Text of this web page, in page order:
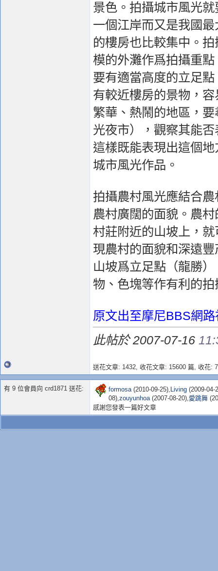
景色。拍攝城市風光
一個江岸而又是我國
的樓房也比較集中。
模的外灘作爲拍攝重
要有適當高度的立足
有較近樓房的景物，
繁華、熱鬧的地區，
光夜市），觀察其能
這樣既能表現出這個
城市風光作品。
拍攝農村風光應結合
農村廣闊的面貌。農
村莊附近的山坡上，
現農村的面貌和深遠
山坡爲立足點（龍勝
物、色塊等作有利的
原文出至摩尼BBS網
此帖於 2007-07-16
送花文章: 1432, 收花文章: 15600 篇, 收花:
有 9 位會員向 crd1871 送花: formosa(2010-09-25), Living (2009-04-
08),zouyunhoa(2007-08-20),愛跳舞
感謝您發表一篇好文章